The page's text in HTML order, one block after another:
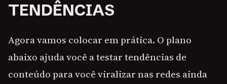
TENDÊNCIAS
Agora vamos colocar em prática. O plano
abaixo ajuda você a testar tendências de
conteúdo para você viralizar nas redes ainda